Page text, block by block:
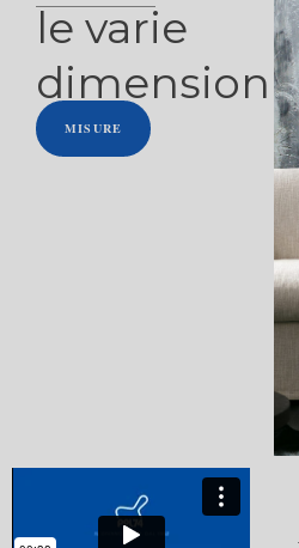
le varie
dimensioni
MISURE